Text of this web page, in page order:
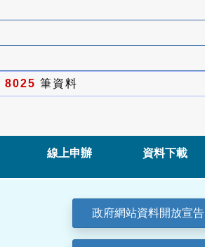
8025 筆資料
線上申辦 資料下載
政府網站資料開放宣告